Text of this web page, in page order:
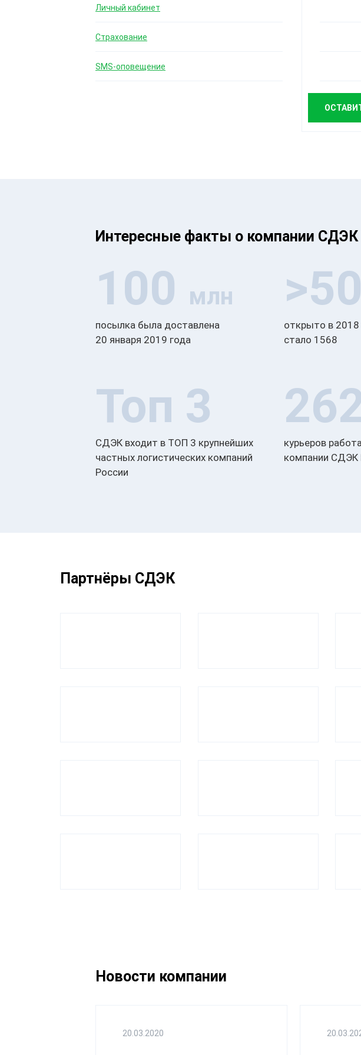
Личный кабинет
Страхование
SMS-оповещение
Интересные факты о компании СДЭК
100 млн
посылка была доставлена
20 января 2019 года
открыто в 2018
стало 1568
Топ 3
СДЭК входит в ТОП 3 крупнейших
частных логистических компаний
России
курьеров
компании СДЭК
Партнёры СДЭК
Новости компании
20.03.2020